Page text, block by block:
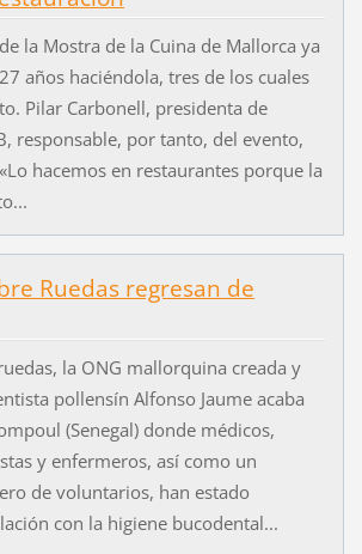
la Mostra de la Cuina de Mallorca ya
años haciéndola, tres de los cuales
Pilar Carbonell, presidenta de
responsable, por tanto, del evento,
hacemos en restaurantes porque la
Ruedas regresan de
la ONG mallorquina creada y
pollensín Alfonso Jaume acaba
(Senegal) donde médicos,
y enfermeros, así como un
de voluntarios, han estado
con la higiene bucodental...